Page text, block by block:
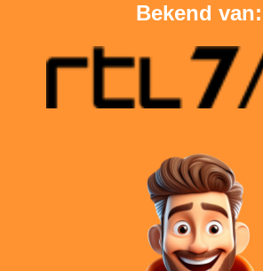
Bekend van: